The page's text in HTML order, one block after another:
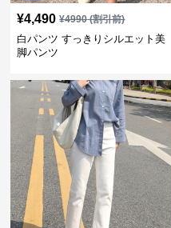
¥4,490 ¥4990(割引前)
白パンツ すっきりシルエット美
脚パンツ